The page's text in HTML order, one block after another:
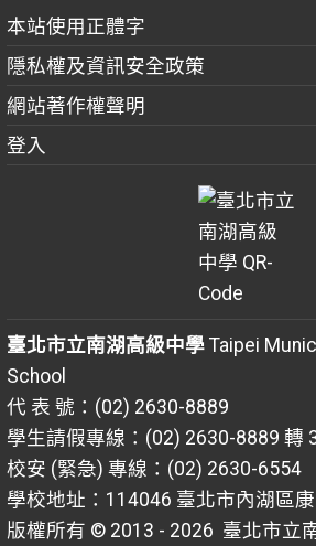
本站使用正體字
隱私權及資訊安全政策
網站著作權聲明
登入
臺北市立南湖高級中學Taipei
School
代 表 號：(02) 2630-8889
學生請假專線：(02) 2630-8889 轉
校安 (緊急) 專線：(02) 2630-6554
學校地址：114046 臺北市內湖區
版權所有 © 2013 - 2026 臺北市立